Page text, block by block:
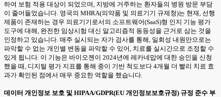
하여 보험 적용 대상이 되었으며, 지방에 거주하는 환자들의 병원 방문 부담
이 줄어들었습니다. 영국의 MHRA(의약품 및 의료기기 규제청)는 현재, 선행
제품이 존재하는 경우 의료기기로서의 소프트웨어(SaaS)형 인지 기능 평가
도구에 대해, 완전한 임상시험 대신 알고리즘적 동등성을 근거로 삼는 것을
인정하고 있습니다. 매주 실시되는 자가 검사를 통해, 일회성 내원만으로는
파악할 수 없는 개인별 변동을 파악할 수 있어, 치료를 실시간으로 조정할 수
있게 됩니다. 이 기능은 바이오젠이 2024년에 레카네맙에 대한 승인을 신청
했을 때, 디지털 평가 지표를 통해 종이 기반 척도보다 4개월 더 빨리 치료 효
과가 확인된 점에서 매우 중요한 역할을 했습니다.
데이터 개인정보 보호 및 HIPAA/GDPR(EU 개인정보보호규정) 규정 준수 부